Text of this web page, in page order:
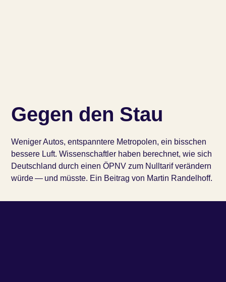
Gegen den Stau
Weni­ger Autos, ent­spann­te­re Metro­po­len, ein biss­chen
bes­se­re Luft. Wis­sen­schaft­ler haben berech­net, wie sich
Deutsch­land durch einen ÖPNV zum Null­ta­rif ver­än­dern
wür­de — und müsste. Ein Beitrag von Martin Randelhoff.